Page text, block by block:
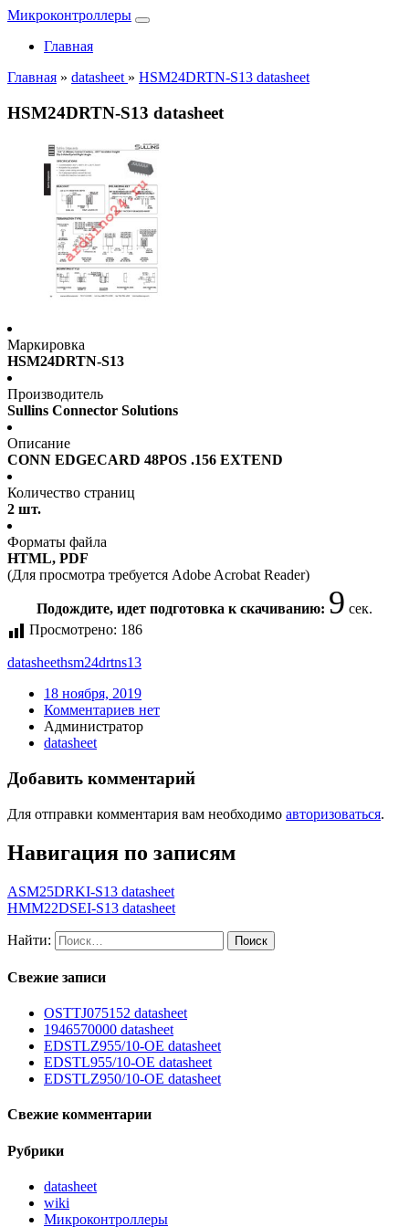
Микроконтроллеры
Главная
Главная » datasheet » HSM24DRTN-S13 datasheet
HSM24DRTN-S13 datasheet
Маркировка
HSM24DRTN-S13
Производитель
Sullins Connector Solutions
Описание
CONN EDGECARD 48POS .156 EXTEND
Количество страниц
2 шт.
Форматы файла
HTML, PDF
(Для просмотра требуется Adobe Acrobat Reader)
Подождите, идет подготовка к скачиванию: 9 сек.
Просмотрено: 186
datasheethsm24drtns13
18 ноября, 2019
Комментариев нет
Администратор
datasheet
Добавить комментарий
Для отправки комментария вам необходимо авторизоваться.
Навигация по записям
ASM25DRKI-S13 datasheet
HMM22DSEI-S13 datasheet
Найти:
Свежие записи
OSTTJ075152 datasheet
1946570000 datasheet
EDSTLZ955/10-OE datasheet
EDSTL955/10-OE datasheet
EDSTLZ950/10-OE datasheet
Свежие комментарии
Рубрики
datasheet
wiki
Микроконтроллеры